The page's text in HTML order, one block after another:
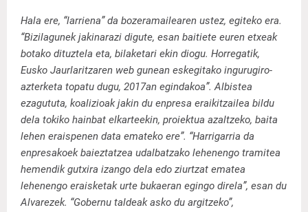
Hala ere, “larriena” da bozeramailearen ustez, egiteko era.
“Bizilagunek jakinarazi digute, esan baitiete euren etxeak
botako dituztela eta, bilaketari ekin diogu. Horregatik,
Eusko Jaurlaritzaren web gunean eskegitako ingurugiro-
azterketa topatu dugu, 2017an egindakoa”. Albistea
ezagututa, koalizioak jakin du enpresa eraikitzailea bildu
dela tokiko hainbat elkarteekin, proiektua azaltzeko, baita
lehen eraispenen data emateko ere”. “Harrigarria da
enpresakoek baieztatzea udalbatzako lehenengo tramitea
hemendik gutxira izango dela edo ziurtzat ematea
lehenengo eraisketak urte bukaeran egingo direla”, esan du
Alvarezek. “Gobernu taldeak asko du argitzeko”,